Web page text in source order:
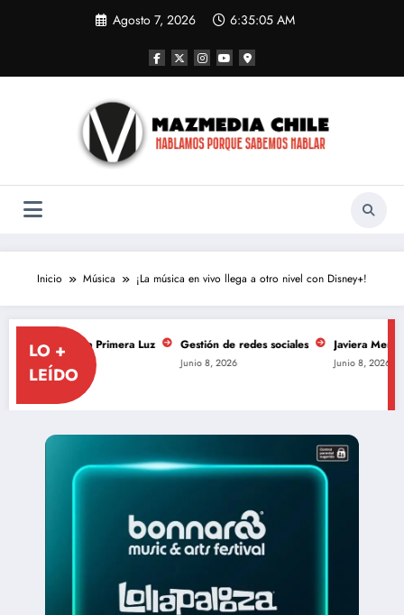
Agosto 7, 2026 6:35:06 AM
Inicio Música ¡La música en vivo llega a otro nivel con Disney+!
LO +
LEÍDO
La Primera Luz Gestión de redes sociales Javiera Mena se toma el